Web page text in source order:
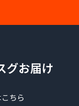
グお届け
ちら